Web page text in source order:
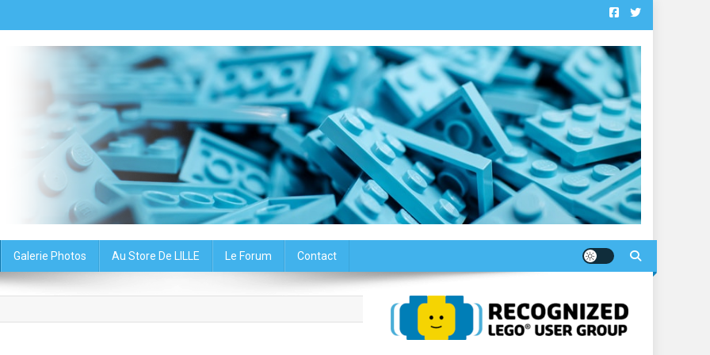
du Nord – Association
Galerie Photos Au Store De LILLE Le Forum Contact